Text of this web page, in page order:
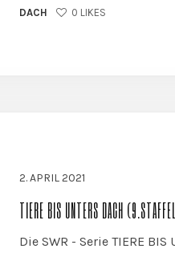
DACH 0 LIKES
2. APRIL 2021
TIERE BIS UNTERS DACH
Die SWR - Serie TIERE BIS